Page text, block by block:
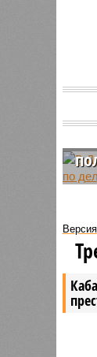
В
Версия